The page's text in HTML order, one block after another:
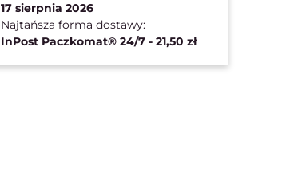
17 sierpnia 2026
Najtańsza forma dostawy:
InPost Paczkomat® 24/7 - 21,50 zł